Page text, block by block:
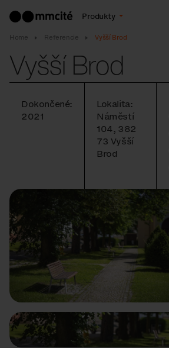
Produkty
Home Referencie Vyšší Brod
Vyšší Brod
Dokončené:
2021
Lokalita:
Náměstí
104, 382
73 Vyšší
Brod
Predchádzajúci